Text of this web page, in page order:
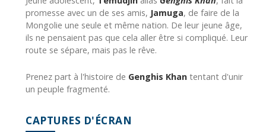
promesse avec un de ses amis, Jamuga, de faire de la
Mongolie une seule et même nation. De leur jeune âge,
ils ne pensaient pas que cela aller être si compliqué. Leur
route se sépare, mais pas le rêve.
Prenez part à l'histoire de Genghis Khan tentant d'unir
un peuple fragmenté.
CAPTURES D'ÉCRAN